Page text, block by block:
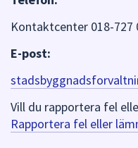
Kontaktcenter 018-727
E-post:
Vill du rapportera fel
Rapportera fel eller